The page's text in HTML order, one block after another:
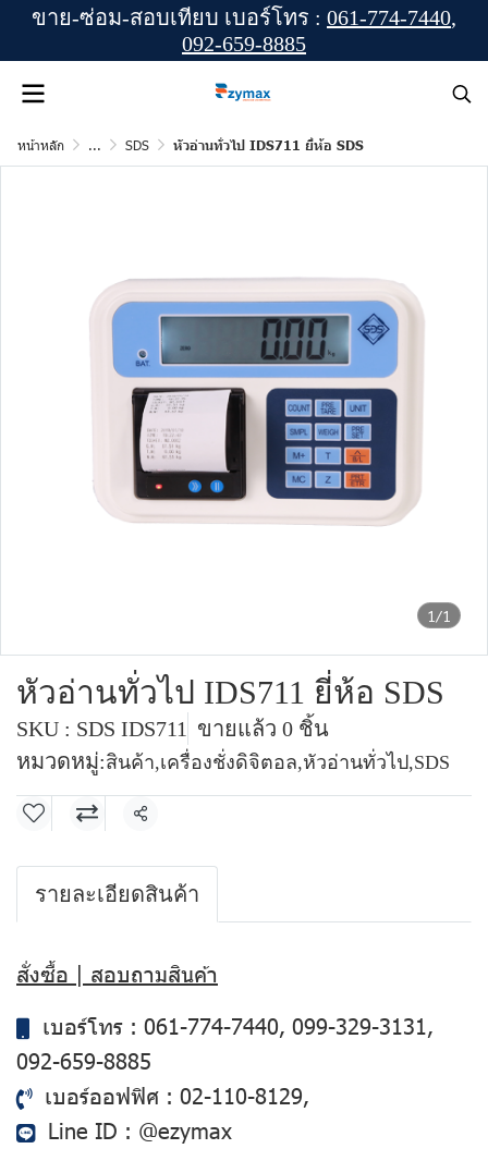
ขาย-ซ่อม-สอบเทียบ เบอร์โทร : 061-774-7440,
092-659-8885
หน้าหลัก ... SDS หัวอ่านทั่วไป IDS711 ยี่ห้อ SDS
1/1
หัวอ่านทั่วไป IDS711 ยี่ห้อ SDS
SKU : SDS IDS711 ขายแล้ว 0 ชิ้น
หมวดหมู่:สินค้า,เครื่องชั่งดิจิตอล,หัวอ่านทั่วไป,SDS
แชร์
รายละเอียดสินค้า
สั่งซื้อ | สอบถามสินค้า
เบอร์โทร : 061-774-7440, 099-329-3131 ,
092-659-8885
เบอร์ออฟฟิศ : 02-110-8129,
Line ID : @ezymax